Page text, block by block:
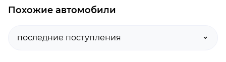
Навигационная система
USB
Похожие автомобили